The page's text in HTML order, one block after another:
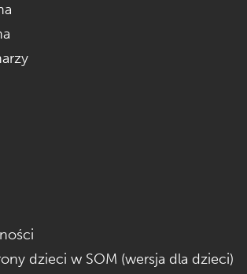
dzieci w SOM (wersja dla dzieci)